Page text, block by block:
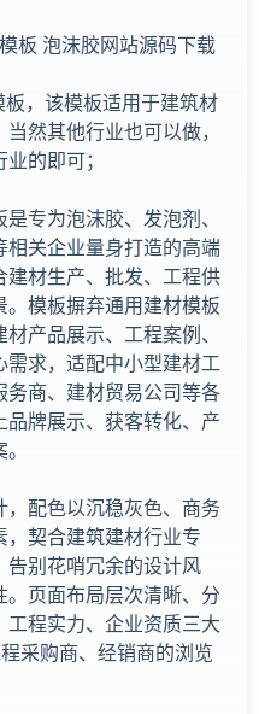
板 泡沫胶网站源码下载
，该模板适用于建筑材
然其他行业也可以做，
的即可；
专为泡沫胶、发泡剂、
相关企业量身打造的高端
建材生产、批发、工程供
模板摒弃通用建材模板
产品展示、工程案例、
求，适配中小型建材工
务商、建材贸易公司等各
品牌展示、获客转化、产
配色以沉稳灰色、商务
，契合建筑建材行业专
告别花哨冗余的设计风
页面布局层次清晰、分
工程实力、企业资质三大
采购商、经销商的浏览